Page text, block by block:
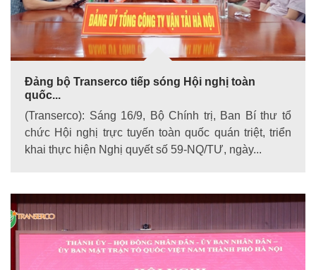
Đảng bộ Transerco tiếp sóng Hội nghị toàn
quốc...
(Transerco): Sáng 16/9, Bộ Chính trị, Ban Bí thư tổ
chức Hội nghị trực tuyến toàn quốc quán triệt, triển
khai thực hiện Nghị quyết số 59-NQ/TƯ, ngày...